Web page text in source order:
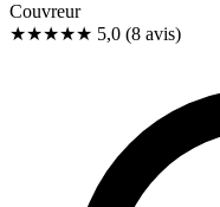
Couvreur
★★★★★ 5,0 (8 avis)